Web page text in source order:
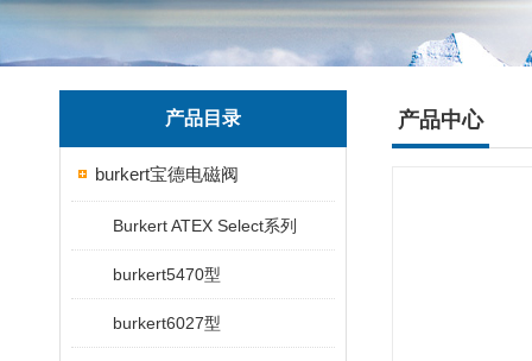
产品目录
burkert宝德电磁阀
Burkert ATEX Select系列
burkert5470型
burkert6027型
产品中心